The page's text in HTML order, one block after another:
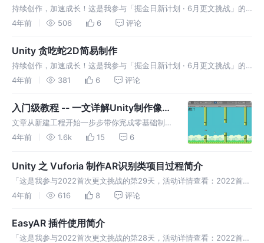
持续创作，加速成长！这是我参与「掘金日新计划 · 6月更文挑战」的
第17天，点击查看活动详情 Unity 简单易用的插件汇总 2dToolKit，是
4年前 506 6 评论
Unity 贪吃蛇2D简易制作
持续创作，加速成长！这是我参与「掘金日新计划 · 6月更文挑战」的
第16天，点击查看活动详情 运行效果 开始制作 现在我们开始场景的搭
4年前 381 6 评论
入门级教程 -- 一文详解Unity制作像素
鸟游戏 【文末源码】
文章从新建工程开始一步步带你完成零基础制作
Unity 像素鸟游戏。 还原经典玩法，一起来尝
4年前 1.6k 15 6
Unity 之 Vuforia 制作AR识别类项目过程简介
「这是我参与2022首次更文挑战的第29天，活动详情查看：2022首次
更文挑战」 Vuforia插件 官网下载地址：
4年前 616 8 评论
EasyAR 插件使用简介
「这是我参与2022首次更文挑战的第28天，活动详情查看：2022首次